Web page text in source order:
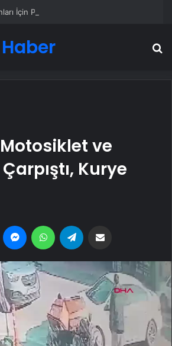
İçin Profesyonel Zemin Çözümleri
ve
Kurye
Tumblr MessengerWhatsApp